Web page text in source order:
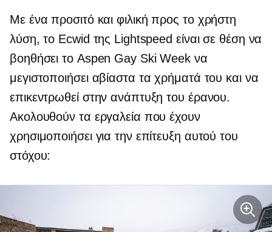
Με ένα προσιτό καιφιλική προς το χρήστη
λύση, το Ecwid της Lightspeed είναι σε θέση να
βοηθήσει το Aspen Gay Ski Week να
μεγιστοποιήσει αβίαστα τα χρήματά του και να
επικεντρωθεί στην ανάπτυξη του έρανου.
Ακολουθούν τα εργαλεία που έχουν
χρησιμοποιήσει για την επίτευξη αυτού του
στόχου: